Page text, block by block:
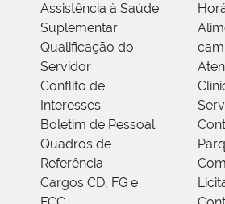
Assistência à Saúde
Suplementar
Qualificação do
Servidor
Conflito de
Interesses
Boletim de Pessoal
Quadros de
Referência
Cargos CD, FG e